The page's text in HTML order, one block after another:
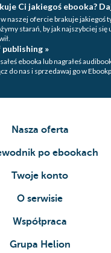
Ci jakiegoś ebooka?
w naszej ofercie brakuje jakiegoś
starań, by jak najszybciej się
publishing »
ebooka lub nagrałeś
do nas i sprzedawaj go w
Nasza oferta
po ebookach
Twoje konto
O serwisie
Współpraca
Grupa Helion